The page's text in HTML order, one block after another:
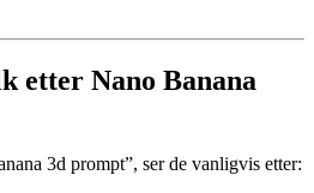
etter Nano Banana
3d prompt”, ser de vanligvis etter: